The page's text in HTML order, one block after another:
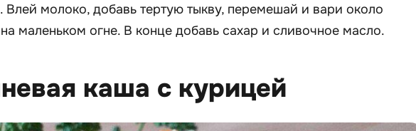
Влей молоко, добавь тертую тыкву, перемешай и вари около
маленьком огне. В конце добавь сахар и сливочное масло.
каша с курицей